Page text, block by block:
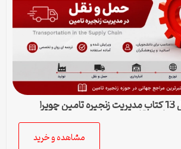
دانلود ترجمه فصل 13 کتاب مدیریت زنجیره تامین چوپرا
مشاهده و خرید